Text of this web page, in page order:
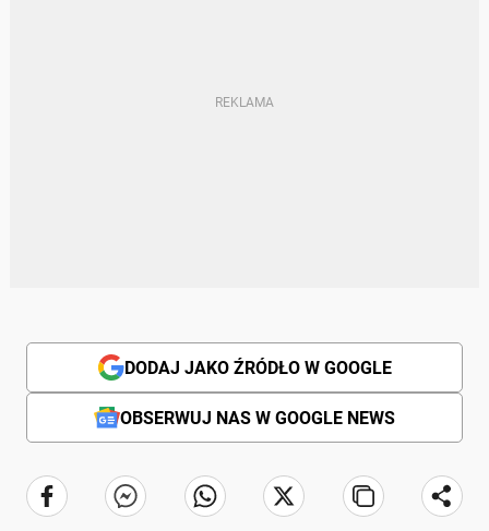
DODAJ JAKO ŹRÓDŁO W GOOGLE
OBSERWUJ NAS W GOOGLE NEWS